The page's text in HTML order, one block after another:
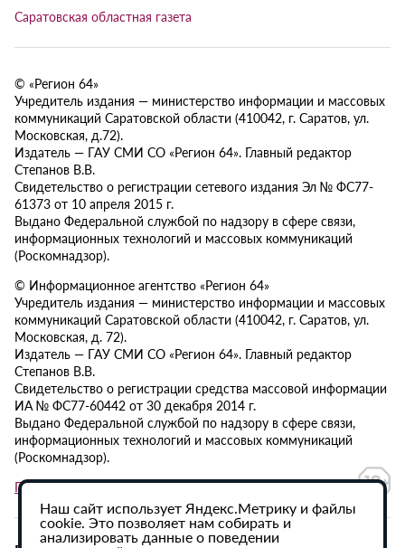
Саратовская областная газета
© «Регион 64»
Учредитель издания — министерство информации и массовых
коммуникаций Саратовской области (410042, г. Саратов, ул.
Московская, д.72).
Издатель — ГАУ СМИ СО «Регион 64». Главный редактор
Степанов В.В.
Свидетельство о регистрации сетевого издания Эл № ФС77-
61373 от 10 апреля 2015 г.
Выдано Федеральной службой по надзору в сфере связи,
информационных технологий и массовых коммуникаций
(Роскомнадзор).
© Информационное агентство «Регион 64»
Учредитель издания — министерство информации и массовых
коммуникаций Саратовской области (410042, г. Саратов, ул.
Московская, д. 72).
Издатель — ГАУ СМИ СО «Регион 64». Главный редактор
Степанов В.В.
Свидетельство о регистрации средства массовой информации
ИА № ФС77-60442 от 30 декабря 2014 г.
Выдано Федеральной службой по надзору в сфере связи,
информационных технологий и массовых коммуникаций
(Роскомнадзор).
Политика в отношении обработки персональных данных
Наш сайт использует Яндекс.Метрику и файлы
cookie. Это позволяет нам собирать и
анализировать данные о поведении